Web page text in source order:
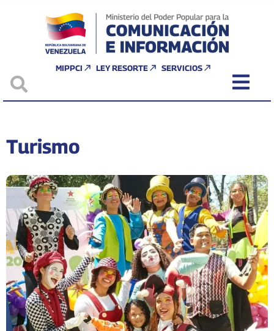
MIPPCI LEY RESORTE SERVICIOS
Turismo